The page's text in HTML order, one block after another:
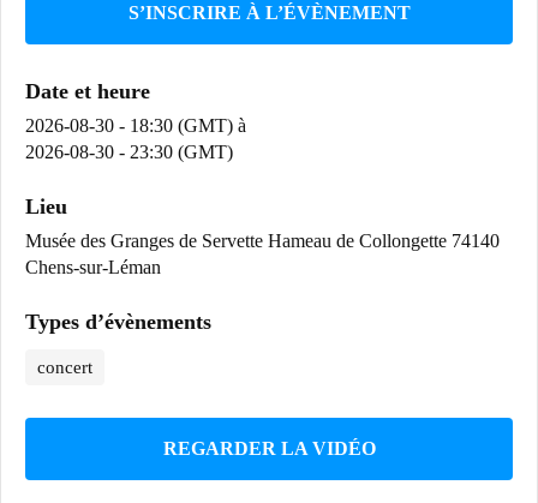
S’INSCRIRE À L’ÉVÈNEMENT
Date et heure
2026-08-30 - 18:30 (GMT) à
2026-08-30 - 23:30 (GMT)
Lieu
Musée des Granges de Servette Hameau de Collongette 74140
Chens-sur-Léman
Types d’évènements
concert
REGARDER LA VIDÉO